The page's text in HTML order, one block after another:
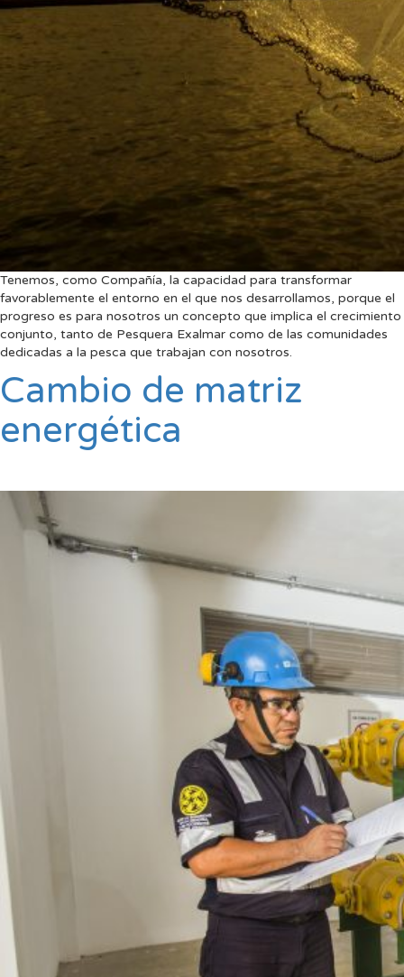
Tenemos, como Compañía, la capacidad para transformar
favorablemente el entorno en el que nos desarrollamos, porque el
progreso es para nosotros un concepto que implica el crecimiento
conjunto, tanto de Pesquera Exalmar como de las comunidades
dedicadas a la pesca que trabajan con nosotros.
Cambio de matriz
energética